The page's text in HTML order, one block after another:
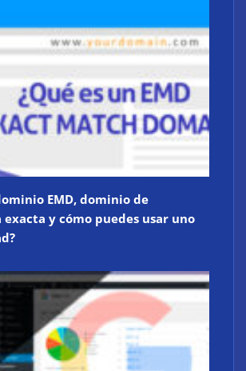
EMD, dominio de
y cómo puedes usar uno